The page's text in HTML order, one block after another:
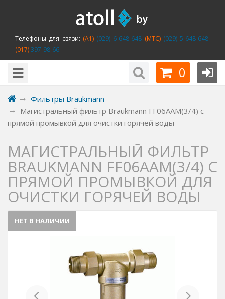
Телефоны для связи: (A1)(029) 6-648-648 (MTC)(029) 5-648-648
(017)397-98-66
0
Фильтры Braukmann
Магистральный фильтр Braukmann FF06AAM(3/4) с
прямой промывкой для очистки горячей воды
МАГИСТРАЛЬНЫЙ ФИЛЬТР
BRAUKMANN FF06AAM(3/4) С
ПРЯМОЙ ПРОМЫВКОЙ ДЛЯ
ОЧИСТКИ ГОРЯЧЕЙ ВОДЫ
НЕТ В НАЛИЧИИ
Previous